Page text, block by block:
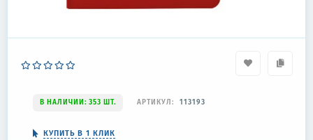
В НАЛИЧИИ: 353 ШТ. АРТИКУЛ: 113193
КУПИТЬ В 1 КЛИК